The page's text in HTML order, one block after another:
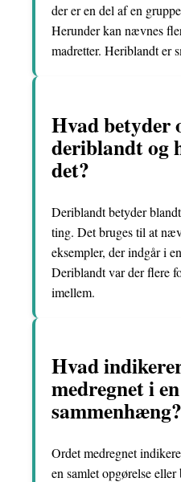
der er en del af en
Herunder kan nævnes
madretter. Heriblandt er
Hvad betyder
deriblandt og
det?
Deriblandt betyder
ting. Det bruges til at
eksempler, der indgår i
Deriblandt var der flere
imellem.
Hvad
medregnet i en
sammenhæng?
Ordet medregnet
en samlet opgørelse